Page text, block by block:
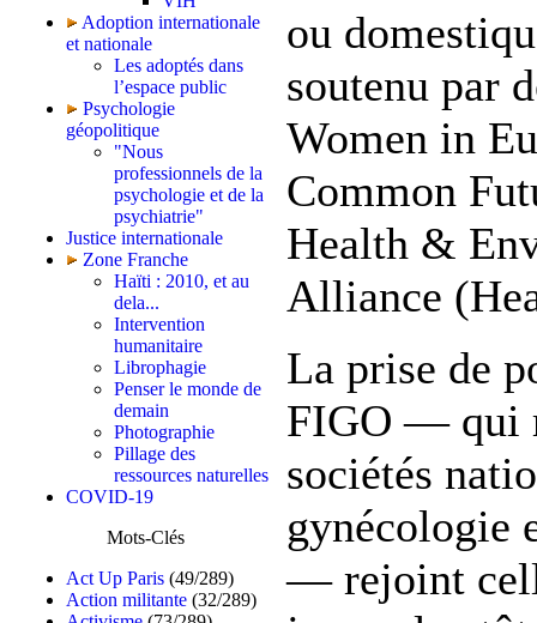
Adoption internationale
et nationale
Les adoptés dans
l’espace public
Psychologie
géopolitique
"Nous
professionnels de la
psychologie et de la
psychiatrie"
Justice internationale
Zone Franche
Haïti : 2010, et au
dela...
Intervention
humanitaire
Librophagie
Penser le monde de
demain
Photographie
Pillage des
ressources naturelles
COVID-19
Mots-Clés
Act Up Paris (49/289)
Action militante (32/289)
ou
soutenu par
Women in
Common
Health &
Alliance
La prise de
FIGO — qui
sociétés
gynécologie
— rejoint